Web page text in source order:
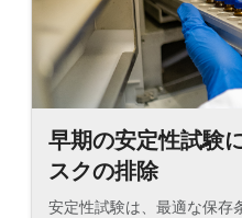
早期の安定性試験
スクの排除
安定性試験は、最適な保存